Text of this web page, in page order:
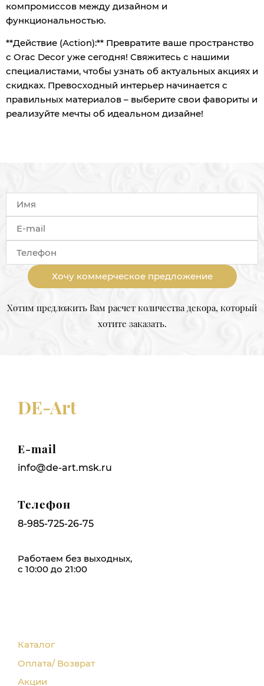
компромиссов между дизайном и
функциональностью.
**Действие (Action):** Превратите ваше пространство
с Orac Decor уже сегодня! Свяжитесь с нашими
специалистами, чтобы узнать об актуальных акциях и
скидках. Превосходный интерьер начинается с
правильных материалов – выберите свои фавориты и
реализуйте мечты об идеальном дизайне!
Хочу коммерческое предложение
Хотим предложить Вам расчет количества декора, который
хотите заказать.
DE-Art
E-mail
info@de-art.msk.ru
Телефон
8-985-725-26-75
Работаем без выходных,
с 10:00 до 21:00
Каталог
Оплата/ Возврат
Акции